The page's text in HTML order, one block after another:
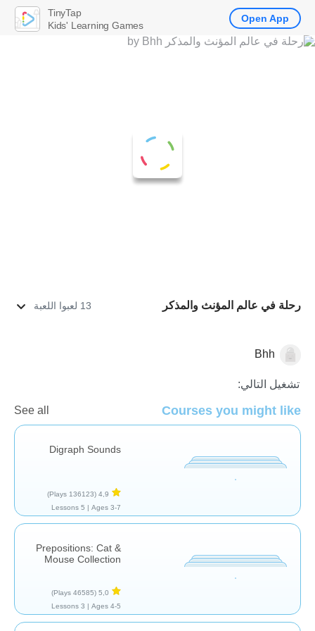
رحلة في عالم المؤنث والمذكر 13 لعبوا اللعبة
اللغة العربية
Bhh
تشغيل التالي:
Courses you might like
See all
Digraph Sounds
4,9
(136123 Plays)
Ages 3-7 |
5 Lessons
Prepositions: Cat &
Mouse Collection
5,0
(46585 Plays)
Ages 4-5 |
3 Lessons
TinyTap
Kids' Learning Games
Open App